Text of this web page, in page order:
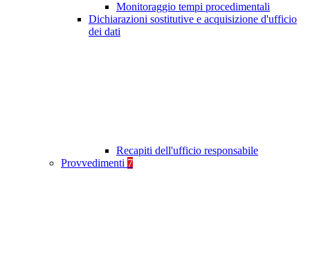
Monitoraggio tempi procedimentali
Dichiarazioni sostitutive e acquisizione d'ufficio
dei dati
Recapiti dell'ufficio responsabile
Provvedimenti 7